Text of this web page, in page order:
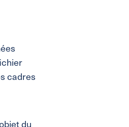
cadres
du